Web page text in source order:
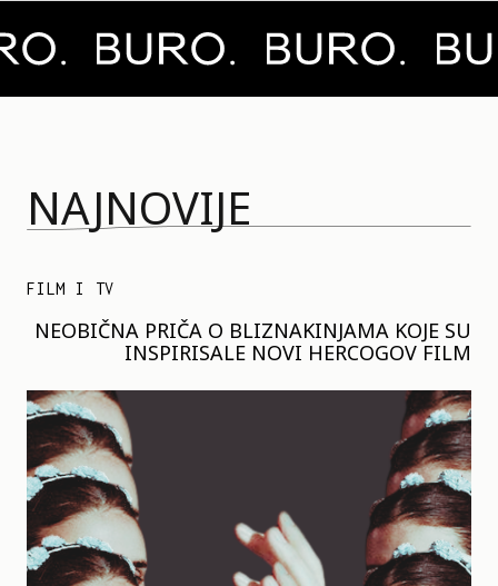
NAJNOVIJE
FILM I TV
NEOBIČNA PRIČA O BLIZNAKINJAMA KOJE SU
INSPIRISALE NOVI HERCOGOV FILM